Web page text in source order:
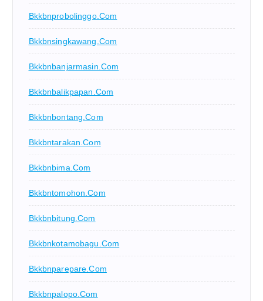
Bkkbnprobolinggo.com
Bkkbnsingkawang.com
Bkkbnbanjarmasin.com
Bkkbnbalikpapan.com
Bkkbnbontang.com
Bkkbntarakan.com
Bkkbnbima.com
Bkkbntomohon.com
Bkkbnbitung.com
Bkkbnkotamobagu.com
Bkkbnparepare.com
Bkkbnpalopo.com